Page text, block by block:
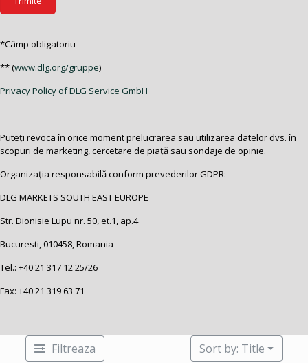
*Câmp obligatoriu
** (www.dlg.org/gruppe)
Privacy Policy of DLG Service GmbH
Puteți revoca în orice moment prelucrarea sau utilizarea datelor dvs. în
scopuri de marketing, cercetare de piață sau sondaje de opinie.
Organizaţia responsabilă conform prevederilor GDPR:
DLG MARKETS SOUTH EAST EUROPE
Str. Dionisie Lupu nr. 50, et.1, ap.4
Bucuresti, 010458, Romania
Tel.: +40 21 317 12 25/26
Fax: +40 21 319 63 71
Filtreaza Sort by: Title